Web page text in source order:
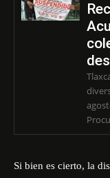
Si bien es cierto, la